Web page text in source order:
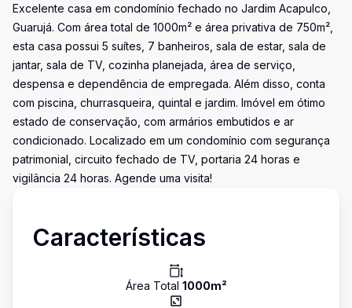
Excelente casa em condomínio fechado no Jardim Acapulco,
Guarujá. Com área total de 1000m² e área privativa de 750m²,
esta casa possui 5 suítes, 7 banheiros, sala de estar, sala de
jantar, sala de TV, cozinha planejada, área de serviço,
despensa e dependência de empregada. Além disso, conta
com piscina, churrasqueira, quintal e jardim. Imóvel em ótimo
estado de conservação, com armários embutidos e ar
condicionado. Localizado em um condomínio com segurança
patrimonial, circuito fechado de TV, portaria 24 horas e
vigilância 24 horas. Agende uma visita!
Características
Área Total 1000m²